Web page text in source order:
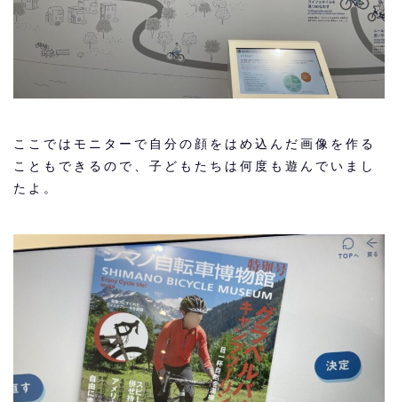
ここではモニターで自分の顔をはめ込んだ画像を作る
こともできるので、子どもたちは何度も遊んでいまし
たよ。